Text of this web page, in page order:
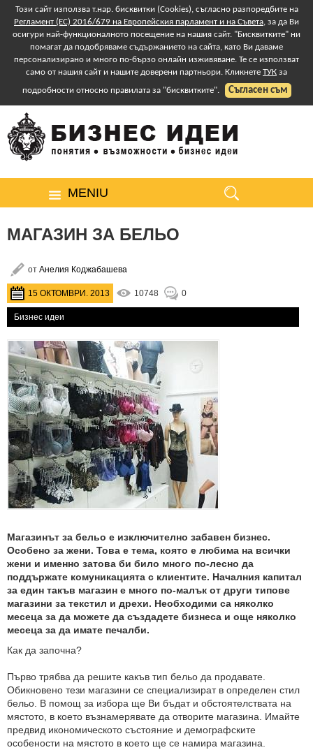
Този сайт използва т.нар. бисквитки (Cookies), съгласно разпоредбите на
Регламент (ЕС) 2016/679 на Европейския парламент и на Съвета, за да Ви
осигури най-функционалното посещение на нашия сайт. "Бисквитките" ни
помагат да подобряваме съдържанието на сайта, като Ви даваме
персонализирано и много по-бързо онлайн изживяване. Те се използват
само от нашия сайт и нашите доверени партньори. Кликнете ТУК за
подробности относно правилата за "бисквитките".
Съгласен съм
MENIU
МАГАЗИН ЗА БЕЛЬО
от Анелия Коджабашева
10748 0
15 ОКТОМВРИ. 2013
Бизнес идеи
Магазинът за бельо е изключително забавен бизнес.
Особено за жени. Това е тема, която е любима на всички
жени и именно затова би било много по-лесно да
поддържате комуникацията с клиентите. Началния капитал
за един такъв магазин е много по-малък от други типове
магазини за текстил и дрехи. Необходими са няколко
месеца за да можете да създадете бизнеса и още няколко
месеца за да имате печалби.
Как да започна?
Първо трябва да решите какъв тип бельо да продавате.
Обикновено тези магазини се специализират в определен стил
бельо. В помощ за избора ще Ви бъдат и обстоятелствата на
мястото, в което възнамерявате да отворите магазина. Имайте
предвид икономическото състояние и демографските
особености на мястото в което ще се намира магазина.